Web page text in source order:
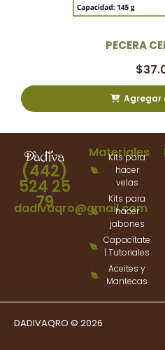
PECERA
$
Agregar
(442)
524 25
79
dadivaqro@gmail.com
Materiales
Kits para
hacer
velas
Kits para
hacer
jabones
Capacítate
| Tutoriales
Aceites y
Mantecas
DADIVAQRO © 2026